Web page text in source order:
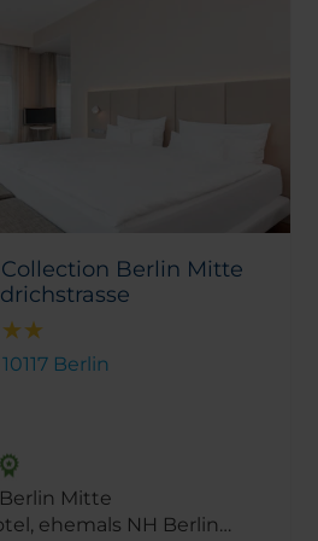
Berlin Mitte
Berlin
Mitte
ehemals NH Berlin